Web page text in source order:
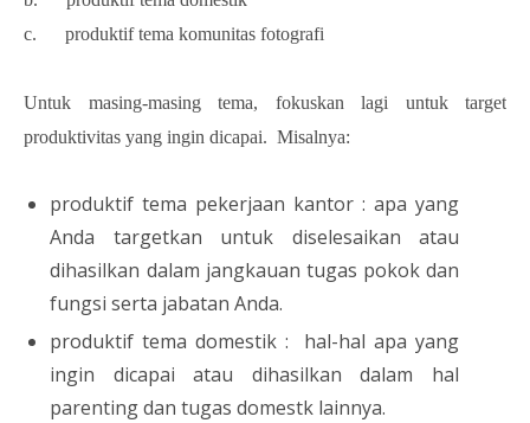
c. produktif tema komunitas fotografi
Untuk masing-masing tema, fokuskan lagi untuk target
produktivitas yang ingin dicapai. Misalnya:
produktif tema pekerjaan kantor : apa yang
Anda targetkan untuk diselesaikan atau
dihasilkan dalam jangkauan tugas pokok dan
fungsi serta jabatan Anda.
produktif tema domestik : hal-hal apa yang
ingin dicapai atau dihasilkan dalam hal
parenting dan tugas domestk lainnya.